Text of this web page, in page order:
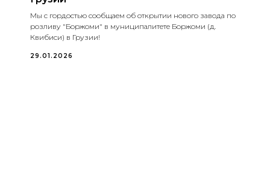
Мы с гордостью сообщаем об открытии нового завода по
розливу "Боржоми" в муниципалитете Боржоми (д.
Квибиси) в Грузии!
29.01.2026